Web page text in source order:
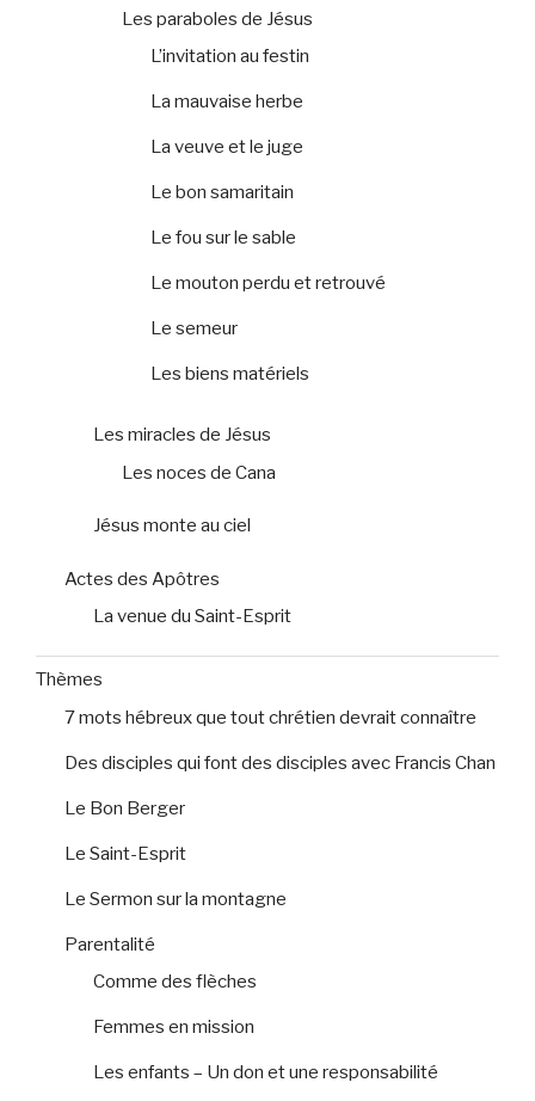
Les paraboles de Jésus
L’invitation au festin
La mauvaise herbe
La veuve et le juge
Le bon samaritain
Le fou sur le sable
Le mouton perdu et retrouvé
Le semeur
Les biens matériels
Les miracles de Jésus
Les noces de Cana
Jésus monte au ciel
Actes des Apôtres
La venue du Saint-Esprit
Thèmes
7 mots hébreux que tout chrétien devrait connaître
Des disciples qui font des disciples avec Francis Chan
Le Bon Berger
Le Saint-Esprit
Le Sermon sur la montagne
Parentalité
Comme des flèches
Femmes en mission
Les enfants – Un don et une responsabilité